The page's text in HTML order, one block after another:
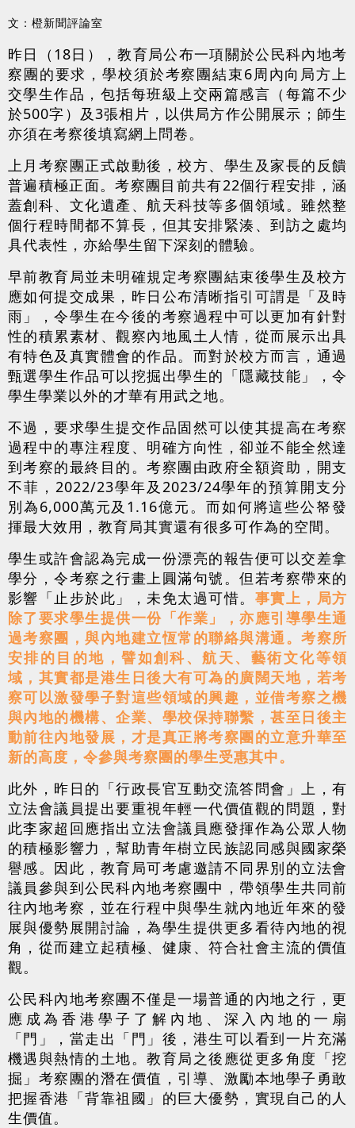
文：橙新聞評論室
昨日（18日），教育局公布一項關於公民科內地考
察團的要求，學校須於考察團結束6周內向局方上
交學生作品，包括每班級上交兩篇感言（每篇不少
於500字）及3張相片，以供局方作公開展示；師生
亦須在考察後填寫網上問卷。
上月考察團正式啟動後，校方、學生及家長的反饋
普遍積極正面。考察團目前共有22個行程安排，涵
蓋創科、文化遺產、航天科技等多個領域。雖然整
個行程時間都不算長，但其安排緊湊、到訪之處均
具代表性，亦給學生留下深刻的體驗。
早前教育局並未明確規定考察團結束後學生及校方
應如何提交成果，昨日公布清晰指引可謂是「及時
雨」，令學生在今後的考察過程中可以更加有針對
性的積累素材、觀察內地風土人情，從而展示出具
有特色及真實體會的作品。而對於校方而言，通過
甄選學生作品可以挖掘出學生的「隱藏技能」，令
學生學業以外的才華有用武之地。
不過，要求學生提交作品固然可以使其提高在考察
過程中的專注程度、明確方向性，卻並不能全然達
到考察的最終目的。考察團由政府全額資助，開支
不菲，2022/23學年及2023/24學年的預算開支分
別為6,000萬元及1.16億元。而如何將這些公帑發
揮最大效用，教育局其實還有很多可作為的空間。
學生或許會認為完成一份漂亮的報告便可以交差拿
學分，令考察之行畫上圓滿句號。但若考察帶來的
影響「止步於此」，未免太過可惜。 事實上，局方
除了要求學生提供一份「作業」，亦應引導學生通
過考察團，與內地建立恆常的聯絡與溝通。考察所
安排的目的地，譬如創科、航天、藝術文化等領
域，其實都是港生日後大有可為的廣闊天地，若考
察可以激發學子對這些領域的興趣，並借考察之機
與內地的機構、企業、學校保持聯繫，甚至日後主
動前往內地發展，才是真正將考察團的立意升華至
新的高度，令參與考察團的學生受惠其中。
此外，昨日的「行政長官互動交流答問會」上，有
立法會議員提出要重視年輕一代價值觀的問題，對
此李家超回應指出立法會議員應發揮作為公眾人物
的積極影響力，幫助青年樹立民族認同感與國家榮
譽感。因此，教育局可考慮邀請不同界別的立法會
議員參與到公民科內地考察團中，帶領學生共同前
往內地考察，並在行程中與學生就內地近年來的發
展與優勢展開討論，為學生提供更多看待內地的視
角，從而建立起積極、健康、符合社會主流的價值
觀。
公民科內地考察團不僅是一場普通的內地之行，更
應成為香港學子了解內地、深入內地的一扇
「門」，當走出「門」後，港生可以看到一片充滿
機遇與熱情的土地。教育局之後應從更多角度「挖
掘」考察團的潛在價值，引導、激勵本地學子勇敢
把握香港「背靠祖國」的巨大優勢，實現自己的人
生價值。